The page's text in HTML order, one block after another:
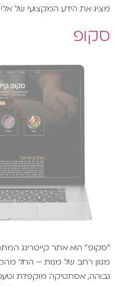
מציג את הידע המקצועי של
סקופ
"סקופ" הוא אתר קייטרינג
מגוון רחב של מנות – החל
גבוהה, אסתטיקה מוקפדת